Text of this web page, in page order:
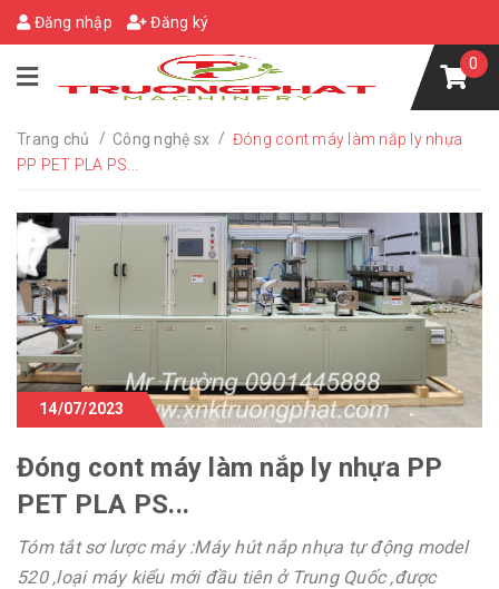
Đăng nhập Đăng ký
0
Trang chủ / Công nghệ sx / Đóng cont máy làm nắp ly nhựa
PP PET PLA PS...
14/07/2023
Đóng cont máy làm nắp ly nhựa PP
PET PLA PS...
Tóm tắt sơ lược máy :Máy hút nắp nhựa tự động model
520 ,loại máy kiểu mới đầu tiên ở Trung Quốc ,được